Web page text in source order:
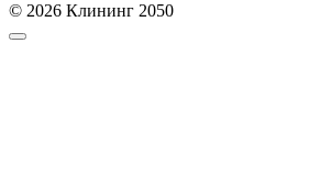
© 2026 Клининг 2050